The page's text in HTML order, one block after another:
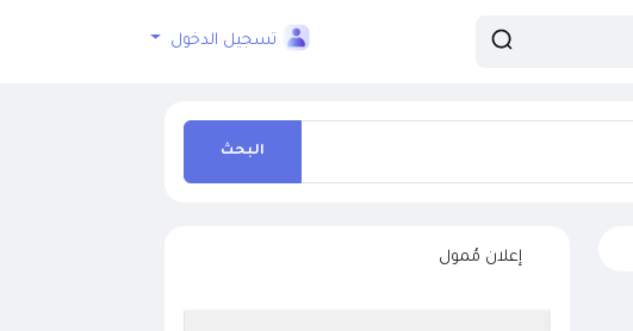
تسجيل الدخول
البحث
إعلان مُمول